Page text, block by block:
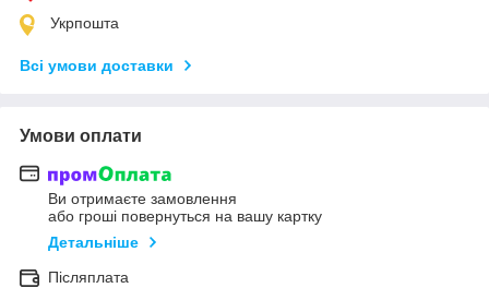
Укрпошта
Всі умови доставки
Умови оплати
Ви отримаєте замовлення
або гроші повернуться на вашу картку
Детальніше
Післяплата